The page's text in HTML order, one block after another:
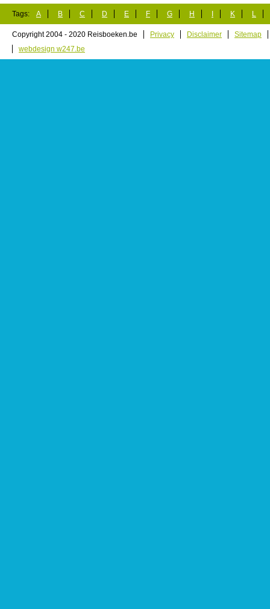
Tags: A B C D E F G H K L
Copyright 2004 - 2020 Reisboeken.be Privacy Disclaimer
Sitemap
webdesign w247.be